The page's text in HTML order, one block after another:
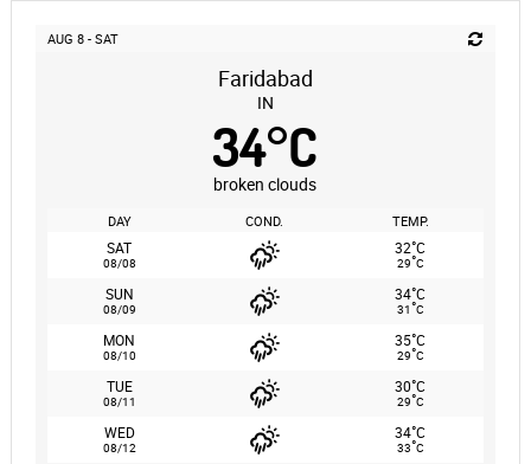
AUG 8 - SAT
Faridabad
IN
34°C
broken clouds
DAY COND. TEMP.
SAT
08/08
32°C
29°C
SUN
08/09
34°C
31°C
MON
08/10
35°C
29°C
TUE
08/11
30°C
29°C
WED
08/12
34°C
33°C